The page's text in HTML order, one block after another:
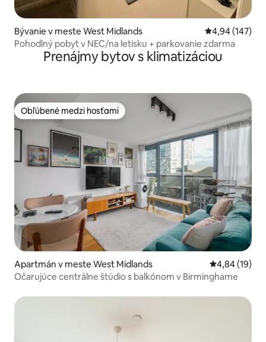
Bývanie v meste West Midlands Priemerné
4,94 (147)
Pohodlný pobyt v NEC/na letisku + parkovanie zdarma
Prenájmy bytov s klimatizáciou
Obľúbené medzi hosťami
Obľúbené medzi hosťami
Apartmán v meste West Midlands Priemerné
4,84 (19)
Očarujúce centrálne štúdio s balkónom v Birminghame